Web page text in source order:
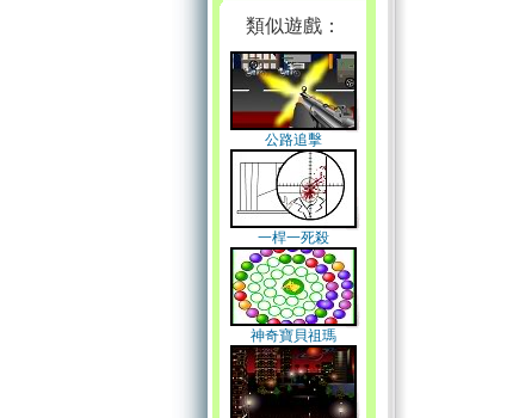
類似遊戲：
公路追擊
一桿一死殺
神奇寶貝祖瑪